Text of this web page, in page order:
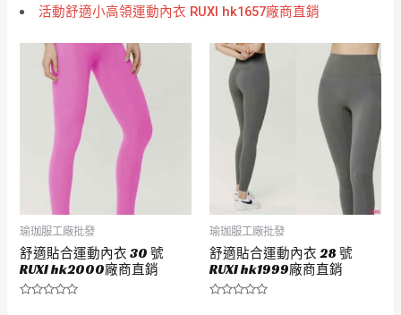
活動舒適小高領運動內衣 RUXI hk1657廠商直銷
瑜珈服工廠批發
舒適貼合運動內衣 30 號
RUXI hk2000廠商直銷
瑜珈服工廠批發
舒適貼合運動內衣 28 號
RUXI hk1999廠商直銷